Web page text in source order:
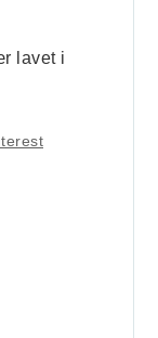
lavet i